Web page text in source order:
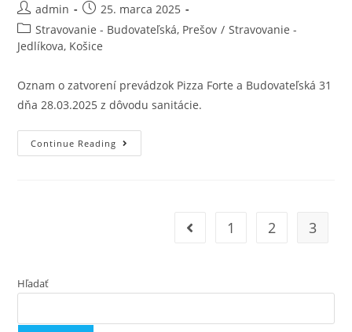
admin
25. marca 2025
Stravovanie - Budovateľská, Prešov / Stravovanie -
Jedlíkova, Košice
Oznam o zatvorení prevádzok Pizza Forte a Budovateľská 31
dňa 28.03.2025 z dôvodu sanitácie.
Continue Reading
1 2 3
Hľadať